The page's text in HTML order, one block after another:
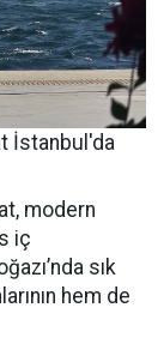
İstanbul'da
modern
iç
sık
hem de